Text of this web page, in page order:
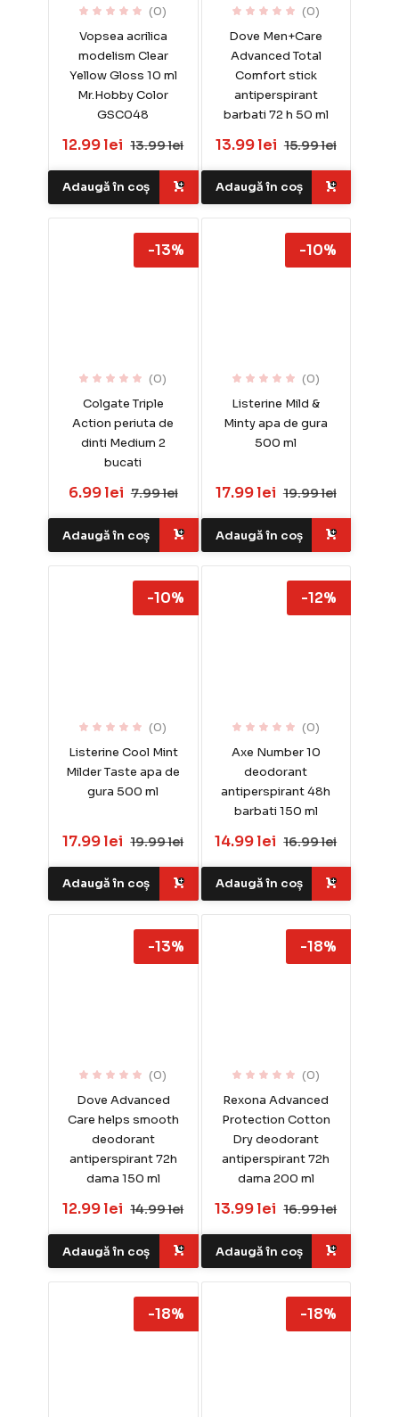
(0)
Vopsea acrilica
modelism Clear
Yellow Gloss 10 ml
Mr.Hobby Color
GSC048
12.99 lei 13.99 lei
Adaugă în coș
(0)
Dove Men+Care
Advanced Total
Comfort stick
antiperspirant
barbati 72 h 50 ml
13.99 lei 15.99 lei
Adaugă în coș
(0)
Colgate Triple
Action periuta de
dinti Medium 2
bucati
6.99 lei 7.99 lei
-13%
Adaugă în coș
(0)
Listerine Mild &
Minty apa de gura
500 ml
17.99 lei 19.99 lei
-10%
Adaugă în coș
(0)
Listerine Cool Mint
Milder Taste apa de
gura 500 ml
17.99 lei 19.99 lei
-10%
Adaugă în coș
(0)
Axe Number 10
deodorant
antiperspirant 48h
barbati 150 ml
14.99 lei 16.99 lei
-12%
Adaugă în coș
(0)
Dove Advanced
Care helps smooth
deodorant
antiperspirant 72h
dama 150 ml
12.99 lei 14.99 lei
-13%
Adaugă în coș
(0)
Rexona Advanced
Protection Cotton
Dry deodorant
antiperspirant 72h
dama 200 ml
13.99 lei 16.99 lei
-18%
Adaugă în coș
-18% -18%